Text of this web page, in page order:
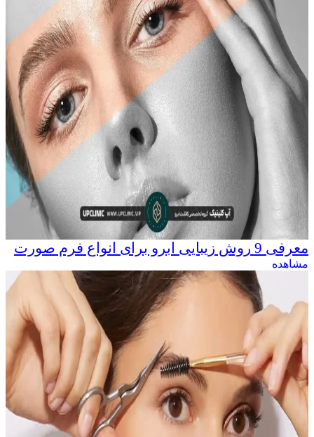
معرفی 9 روش زیبایی ابرو برای انواع فرم صورت
مشاهده